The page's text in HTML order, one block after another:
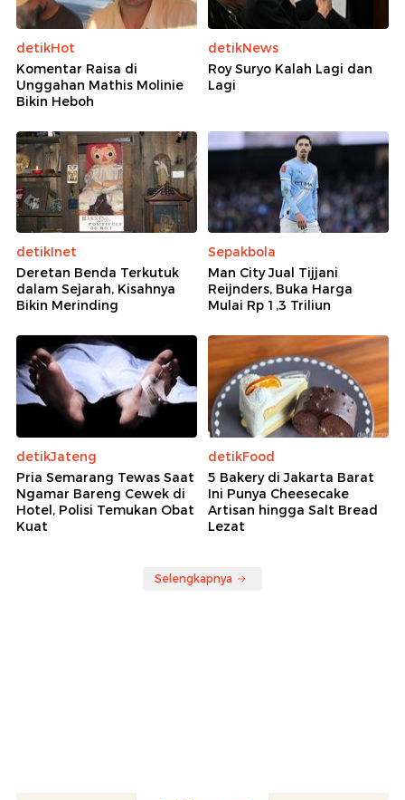
detikHot
Komentar Raisa di
Unggahan Mathis Molinie
Bikin Heboh
detikNews
Roy Suryo Kalah Lagi dan
Lagi
detikInet
Deretan Benda Terkutuk
dalam Sejarah, Kisahnya
Bikin Merinding
Sepakbola
Man City Jual Tijjani
Reijnders, Buka Harga
Mulai Rp 1,3 Triliun
detikJateng
Pria Semarang Tewas Saat
Ngamar Bareng Cewek di
Hotel, Polisi Temukan Obat
Kuat
detikFood
5 Bakery di Jakarta Barat
Ini Punya Cheesecake
Artisan hingga Salt Bread
Lezat
Selengkapnya